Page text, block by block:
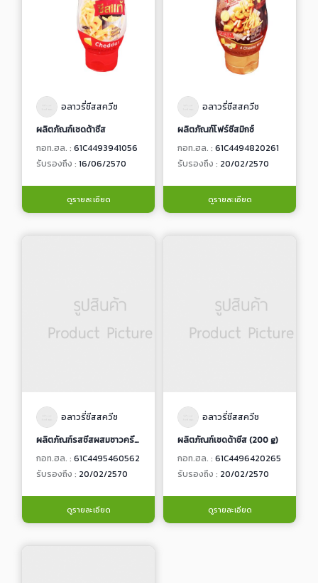
อลาวรี่ชีสสควีซ
ผลิตภัณฑ์เชดด้าชีส
กอท.ฮล. : 61C4493941056
รับรองถึง : 16/06/2570
ดูรายละเอียด
อลาวรี่ชีสสควีซ
ผลิตภัณฑ์โฟร์ชีสมิกซ์
กอท.ฮล. : 61C4494820261
รับรองถึง : 20/02/2570
ดูรายละเอียด
อลาวรี่ชีสสควีซ
ผลิตภัณฑ์รสชีสผสมซาวครีมและหัวหอม
กอท.ฮล. : 61C4495460562
รับรองถึง : 20/02/2570
ดูรายละเอียด
อลาวรี่ชีสสควีซ
ผลิตภัณฑ์เชดด้าชีส (200 g)
กอท.ฮล. : 61C4496420265
รับรองถึง : 20/02/2570
ดูรายละเอียด